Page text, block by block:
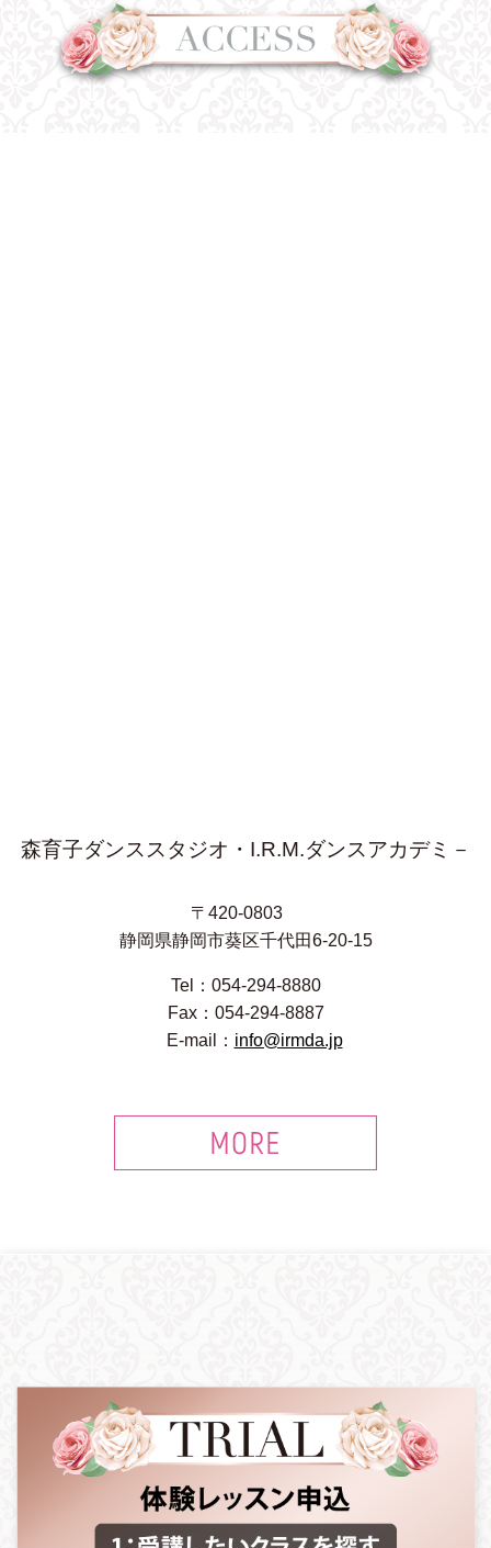
森育子ダンススタジオ・I.R.M.ダンスアカデミ－
〒420-0803
静岡県静岡市葵区千代田6-20-15
Tel：054-294-8880
Fax：054-294-8887
E-mail： info@irmda.jp